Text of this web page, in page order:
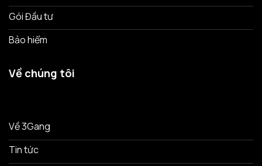
Gói Đầu tư
Bảo hiểm
Về chúng tôi
Về 3Gang
Tin tức